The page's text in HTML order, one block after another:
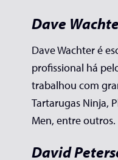
Dave
Dave Wachter é
profissional há
trabalhou com
Tartarugas Ninja,
Men, entre outros.
David